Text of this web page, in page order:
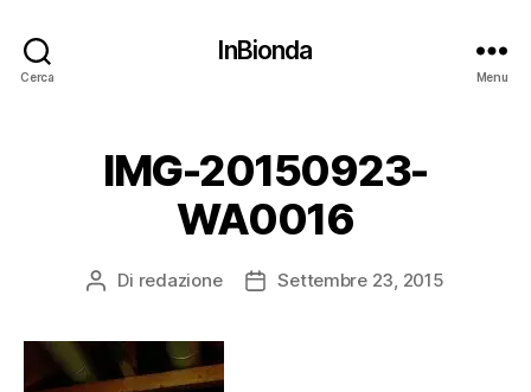
Cerca
InBionda
Menu
IMG-20150923-
WA0016
Autore
Di redazione
DataSettembre 23, 2015